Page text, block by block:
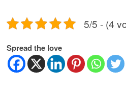
5/5 - (4
Spread the love